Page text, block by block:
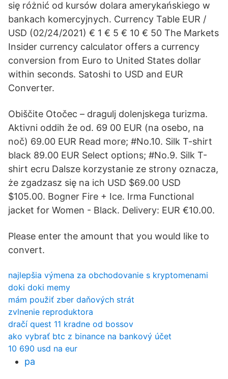
się różnić od kursów dolara amerykańskiego w
bankach komercyjnych. Currency Table EUR /
USD (02/24/2021) € 1 € 5 € 10 € 50 The Markets
Insider currency calculator offers a currency
conversion from Euro to United States dollar
within seconds. Satoshi to USD and EUR
Converter.
Obiščite Otočec – dragulj dolenjskega turizma.
Aktivni oddih že od. 69 00 EUR (na osebo, na
noč) 69.00 EUR Read more; #No.10. Silk T-shirt
black 89.00 EUR Select options; #No.9. Silk T-
shirt ecru Dalsze korzystanie ze strony oznacza,
że zgadzasz się na ich USD $69.00 USD
$105.00. Bogner Fire + Ice. Irma Functional
jacket for Women - Black. Delivery: EUR €10.00.
Please enter the amount that you would like to
convert.
najlepšia výmena za obchodovanie s kryptomenami
doki doki memy
mám použiť zber daňových strát
zvlnenie reproduktora
dračí quest 11 kradne od bossov
ako vybrať btc z binance na bankový účet
10 690 usd na eur
pa